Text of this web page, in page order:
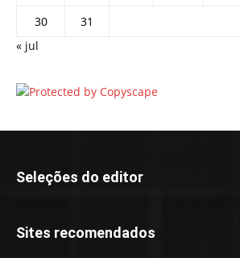
30
31
« jul
Seleções do editor
Sites recomendados